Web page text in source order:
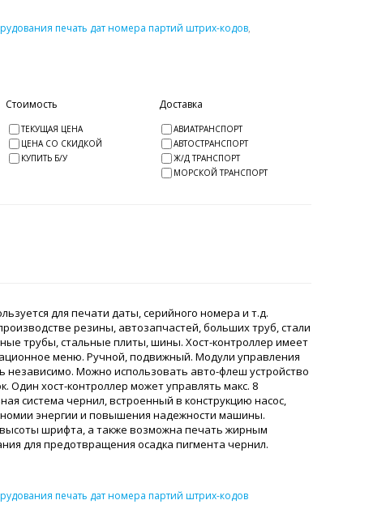
печать дат номера партий штрих-кодов,
Стоимость
ТЕКУЩАЯ ЦЕНА
ЦЕНА СО СКИДКОЙ
КУПИТЬ Б/У
Доставка
АВИАТРАНСПОРТ
АВТОСТРАНСПОРТ
Ж/Д ТРАНСПОРТ
МОРСКОЙ ТРАНСПОРТ
для печати даты, серийного номера и т.д.
резины, автозапчастей, больших труб, стали
трубы, стальные плиты, шины. Хост-контроллер имеет
меню. Ручной, подвижный. Модули управления
независимо. Можно использовать авто-флеш устройство
хост-контроллер может управлять макс. 8
система чернил, встроенный в конструкцию насос,
энергии и повышения надежности машины.
шрифта, а также возможна печать жирным
для предотвращения осадка пигмента чернил.
печать дат номера партий штрих-кодов